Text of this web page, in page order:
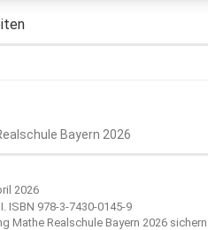
Oberschule
Bayern 2026
2026
Mathe Realschule Bayern 2026